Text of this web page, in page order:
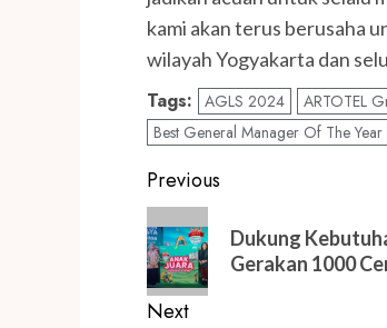
kami akan terus berusaha
wilayah Yogyakarta dan
Tags: AGLS 2024 ARTOTEL
Best General Manager Of The Year
Post
navigation
Previous
Previous
post:
Dukung
Gerakan 1000
Next